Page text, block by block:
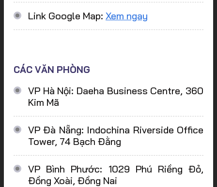
Link Google Map: Xem ngay
CÁC VĂN PHÒNG
VP Hà Nội: Daeha Business Centre, 360
Kim Mã
VP Đà Nẵng: Indochina Riverside Office
Tower, 74 Bạch Đằng
VP Bình Phước: 1029 Phú Riềng Đỏ,
Đồng Xoài, Đồng Nai